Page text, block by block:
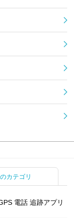
カテゴリ
電話 追跡アプリ